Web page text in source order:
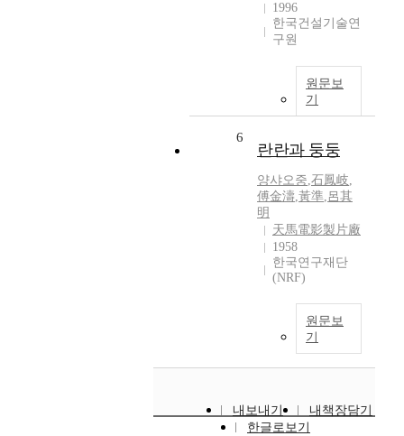
1996
한국건설기술연
구원
원문보
기
6
란란과 둥둥
양샤오중,石鳳岐,
傅金濤,黃準, 呂其
明
天馬電影製片廠
1958
한국연구재단
(NRF)
원문보
기
내보내기
내책장담기
한글로보기